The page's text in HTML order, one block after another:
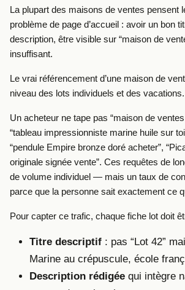
La plupart des maisons de ventes pensent
problème de page d’accueil : avoir un bon
description, être visible sur “maison de
insuffisant.
Le vrai référencement d’une maison de
niveau des lots individuels et des vacations.
Un acheteur ne tape pas “maison de
“tableau impressionniste marine huile sur
“pendule Empire bronze doré acheter”,
originale signée vente”. Ces requêtes de
de volume individuel — mais un taux de
parce que la personne sait exactement ce
Pour capter ce trafic, chaque fiche lot doit
Titre descriptif : pas “Lot 42”
Marine au crépuscule, école
Description rédigée qui intègre